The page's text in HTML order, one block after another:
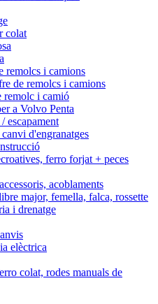
colat
remolcs i camions
de remolcs i camions
remolc i camió
a Volvo Penta
escapament
d'engranatges
ferro forjat + peces
acoblaments
major, femella, falca, rossette
i drenatge
elèctrica
colat, rodes manuals de